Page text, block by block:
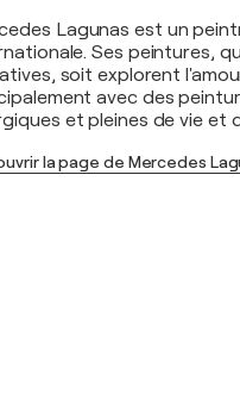
Lagunas est un
Ses peintures,
soit explorent
avec des
et pleines de vie et
la page de Mercedes